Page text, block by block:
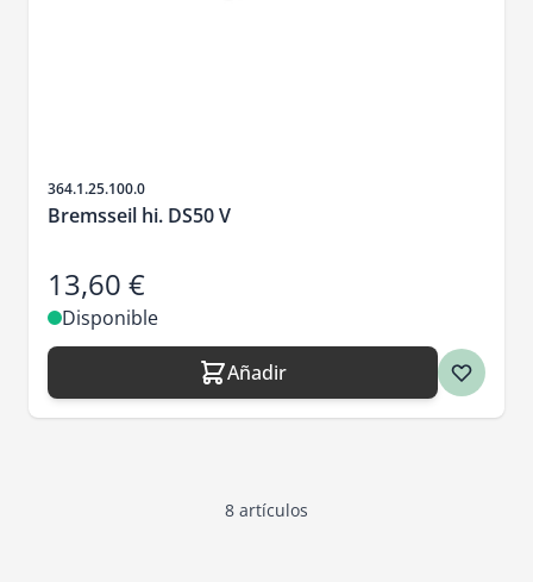
SKU
364.1.25.100.0
Bremsseil hi. DS50 V
13,60 €
Disponible
Añadir
8 artículos